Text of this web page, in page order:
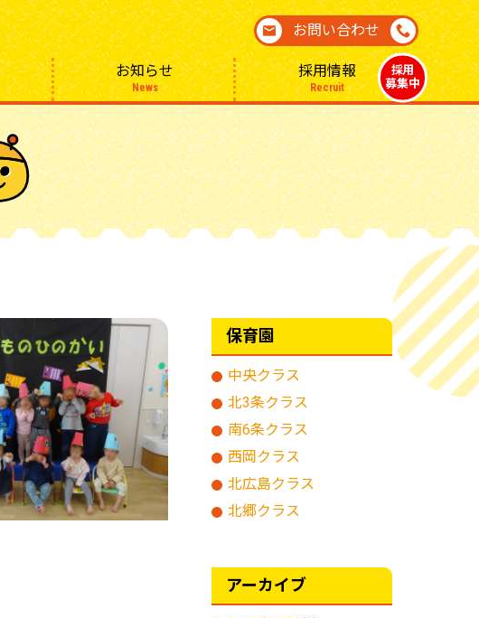
お知らせ
News
採用情報
Recruit
採用
募集中
お問い合わせ
保育園
中央クラス
北3条クラス
南6条クラス
西岡クラス
北広島クラス
北郷クラス
アーカイブ